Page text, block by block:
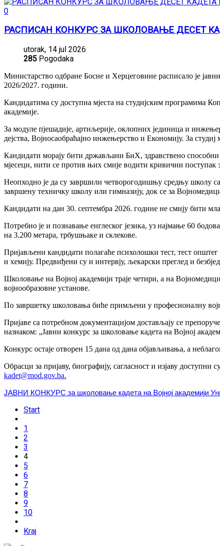
0
РАСПИСАН КОНКУРС ЗА ШКОЛОВАЊЕ ДЕСЕТ
utorak, 14 jul 2026
285 Pogodaka
Министарство одбране Босне и Херцеговине расписало је
2026/2027. години.
Кандидатима су доступна мјеста на студијским програмима
академије.
За модуле пјешадије, артиљерије, оклопних јединица и
дејства, Војносаобраћајно инжењерство и Економију. За
Кандидати морају бити држављани БиХ, здравствено
мјесеци, нити се против њих смије водити кривични поступак
Неопходно је да су завршили четворогодишњу средњу школу
завршену техничку школу или гимназију, док се за
Кандидати на дан 30. септембра 2026. године не смију бити
Потребно је и познавање енглеског језика, уз најмање 60
на 3.200 метара, трбушњаке и склекове.
Пријављени кандидати полагаће психолошки тест, тест
и хемију. Предвиђени су и интервју, љекарски преглед и
Школовање на Војној академији траје четири, а на
војнообразовне установе.
По завршетку школовања биће примљени у професионалну
Пријаве са потребном документацијом достављају се
назнаком: „Јавни конкурс за школовање кадета на Војној
Конкурс остаје отворен 15 дана од дана објављивања, а
Обрасци за пријаву, биографију, сагласност и изјаву
kadet@mod.gov.ba.
ЈАВНИ КОНКУРС за школовање кадета на Војној академији
Start
1
2
3
4
5
6
7
8
9
10
Kraj